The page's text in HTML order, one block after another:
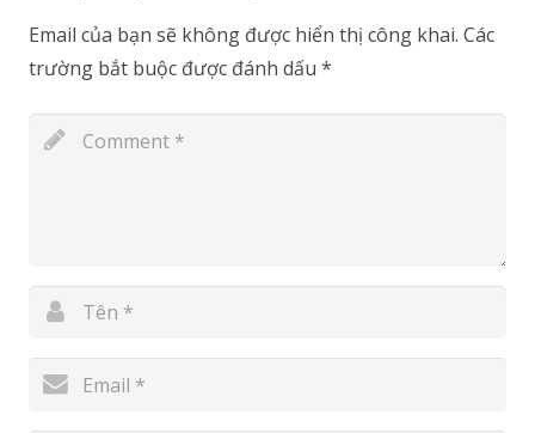
Email của bạn sẽ không được hiển thị công khai. Các
trường bắt buộc được đánh dấu *